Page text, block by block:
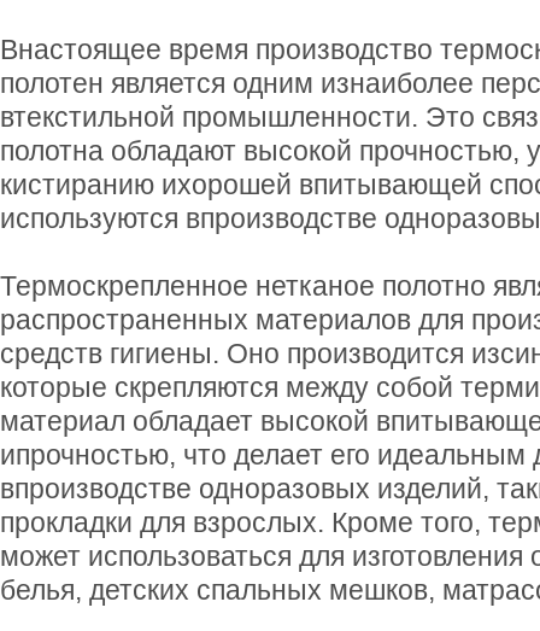
Внастоящее время производство
полотен является одним изнаиболее
втекстильной промышленности. Это
полотна обладают высокой прочностью,
кистиранию ихорошей впитывающей
используются впроизводстве
Термоскрепленное нетканое полотно
распространенных материалов для
средств гигиены. Оно производится
которые скрепляются между собой
материал обладает высокой
ипрочностью, что делает его идеальным
впроизводстве одноразовых изделий,
прокладки для взрослых. Кроме того,
может использоваться для
белья, детских спальных мешков,